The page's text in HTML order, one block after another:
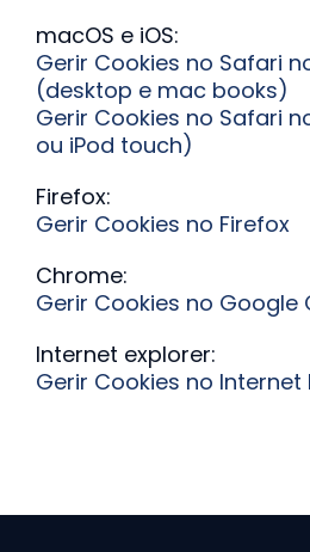
macOS e iOS:
Gerir Cookies no Safari
(desktop e mac books)
Gerir Cookies no Safari
ou iPod touch)
Firefox:
Gerir Cookies no Firefox
Chrome:
Gerir Cookies no Google
Internet explorer:
Gerir Cookies no Internet